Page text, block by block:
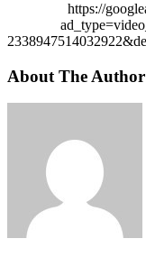
https://
About The Author